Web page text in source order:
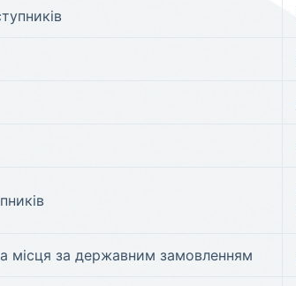
місця за державним замовленням